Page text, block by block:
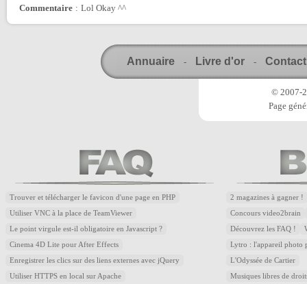
Commentaire : Lol Okay ^^
Annuaire - Livre d'or - Contact
© 2007-
Page
Trouver et télécharger le favicon d'une page en PHP
Utiliser VNC à la place de TeamViewer
Le point virgule est-il obligatoire en Javascript ?
Cinema 4D Lite pour After Effects
Enregistrer les clics sur des liens externes avec jQuery
Utiliser HTTPS en local sur Apache
2 magazines à gagner !
Concours video2brain
Découvrez les FAQ !
Lytro : l'appareil photo
L'Odyssée de Cartier
Musiques libres de